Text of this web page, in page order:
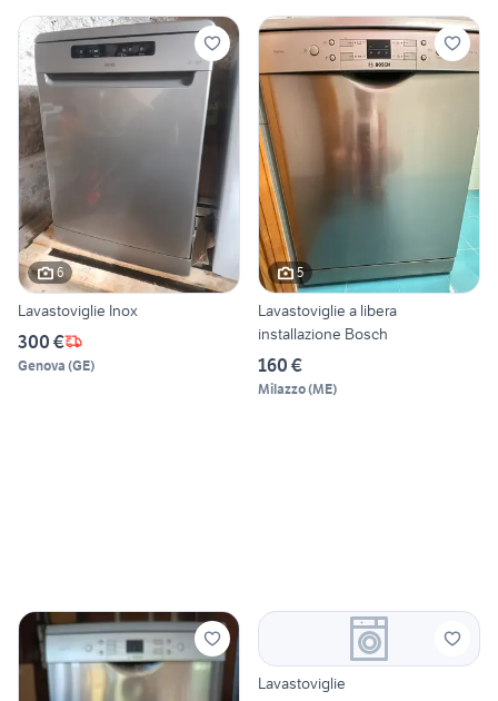
6
Lavastoviglie Inox
300 €
Genova (GE)
5
Lavastoviglie a libera
installazione Bosch
160 €
Milazzo(ME)
Lavastoviglie